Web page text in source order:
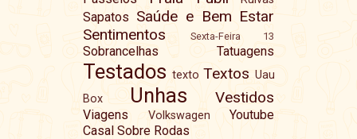
Sapatos Saúde e Bem Estar
Sentimentos
Sexta-Feira 13
Sobrancelhas Tatuagens
Testados texto Textos Uau
Box
Unhas Vestidos
Viagens Volkswagen
Youtube
Casal Sobre Rodas